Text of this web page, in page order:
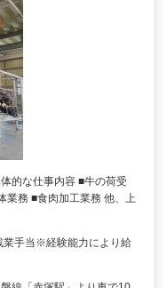
的な仕事内容 ■牛の荷受
業務 ■食肉加工業務 他、上
業手当※経験能力により給